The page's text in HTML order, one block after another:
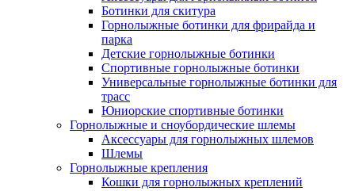
Ботинки для скитура
Горнолыжные ботинки для фрирайда и
парка
Детские горнолыжные ботинки
Спортивные горнолыжные ботинки
Универсальные горнолыжные ботинки для
трасс
Юниорские спортивные ботинки
Горнолыжные и сноубордические шлемы
Аксессуары для горнолыжных шлемов
Шлемы
Горнолыжные крепления
Кошки для горнолыжных креплений